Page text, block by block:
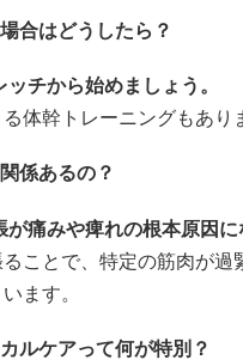
合はどうしたら？
チから始めましょう。
体幹トレーニングもあり
係あるの？
痛みや痺れの根本原因に
ことで、特定の筋肉が過
ます。
ルケアって何が特別？